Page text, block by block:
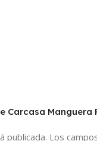
Carcasa
publicada. Los